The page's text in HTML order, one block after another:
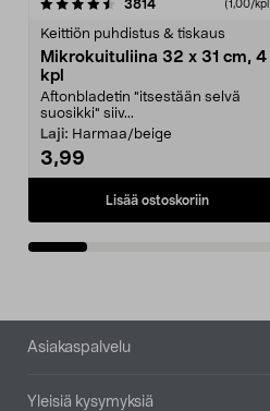
3814arvostelut (1,00/
Keittiön puhdistus & tiskaus
Mikrokuituliina 32 x 31 cm, 4
kpl
Aftonbladetin "itsestään selvä
suosikki" siiv...
Laji: Harmaa/beige
3,99
Lisää ostoskoriin
4.5viidestä
Alatunniste
Asiakaspalvelu
Yleisiä kysymyksiä